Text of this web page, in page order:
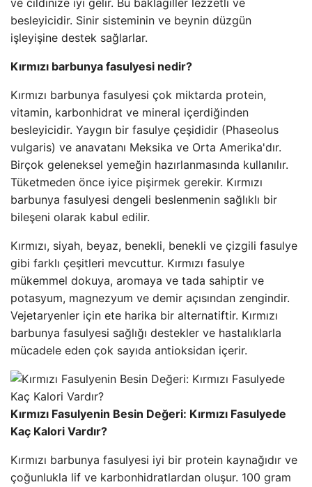
ve cildinize iyi gelir. Bu baklagiller lezzetli ve
besleyicidir. Sinir sisteminin ve beynin düzgün
işleyişine destek sağlarlar.
Kırmızı barbunya fasulyesi nedir?
Kırmızı barbunya fasulyesi çok miktarda protein,
vitamin, karbonhidrat ve mineral içerdiğinden
besleyicidir. Yaygın bir fasulye çeşididir (Phaseolus
vulgaris) ve anavatanı Meksika ve Orta Amerika'dır.
Birçok geleneksel yemeğin hazırlanmasında kullanılır.
Tüketmeden önce iyice pişirmek gerekir. Kırmızı
barbunya fasulyesi dengeli beslenmenin sağlıklı bir
bileşeni olarak kabul edilir.
Kırmızı, siyah, beyaz, benekli, benekli ve çizgili fasulye
gibi farklı çeşitleri mevcuttur. Kırmızı fasulye
mükemmel dokuya, aromaya ve tada sahiptir ve
potasyum, magnezyum ve demir açısından zengindir.
Vejetaryenler için ete harika bir alternatiftir. Kırmızı
barbunya fasulyesi sağlığı destekler ve hastalıklarla
mücadele eden çok sayıda antioksidan içerir.
Kırmızı Fasulyenin Besin Değeri: Kırmızı Fasulyede
Kaç Kalori Vardır?
Kırmızı barbunya fasulyesi iyi bir protein kaynağıdır ve
çoğunlukla lif ve karbonhidratlardan oluşur. 100 gram